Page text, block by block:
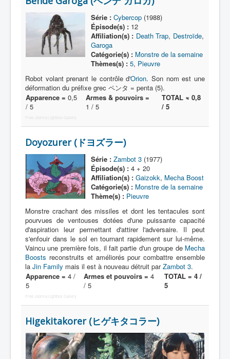
Acteur
Équipe
Transformation
Équipement
Mecha
Objet
Lieu
Épisode
Référence
Fanservice
Générique
Protagoniste
Entourage
Antagoniste
Autre
Animal
Race
Série : Cybercop(1988)
Épisode(s) :12
Affiliation(s) : Death Trap, Destroïde,
Garoga
Catégorie(s) : Monstre de la semaine
Thèmes(s) : 5, Pieuvre
Robot volant prenant le contrôle d'Orion. Son nom est une
déformation du préfixe grec ペンタ = penta (5).
Apparence = 0,5
/ 5
Armes & pouvoirs =
1 / 5
TOTAL ≈ 0,8
/ 5
Doyozurer (ドヨズラー)
Série : Zambot 3(1977)
Épisode(s) :4 + 20
Affiliation(s) : Gaizokk, Mecha Boost
Catégorie(s) : Monstre de la semaine
Thème(s) : Pieuvre
Monstre crachant des missiles et dont les tentacules sont
pourvues de ventouses dotées d'une puissante capacité
d'aspiration leur permettant d'attirer l'adversaire. Il peut
s'enfouir dans le sol en tournant rapidement sur lui-même.
Vaincu une première fois, il fait partie d'un groupe de Mecha
Boosts reconstruits et améliorés pour combattre ensemble
la Jin Family mais il est à nouveau détruit parZambot 3.
Apparence = 4 /
5
Armes et pouvoirs = 4
/ 5
TOTAL = 4 /
5
Free Joomla Lightbox Gallery
Higekitakorer (ヒゲキタコラー)